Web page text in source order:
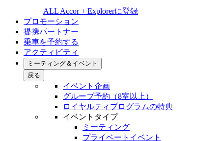
ALL Accor + Explorerに登録
プロモーション
提携パートナー
乗車を予約する
アクティビティ
ミーティング＆イベント
戻る
イベント企画
グループ予約（8室以上）
ロイヤルティプログラムの特典
イベントタイプ
ミーティング
プライベートイベント